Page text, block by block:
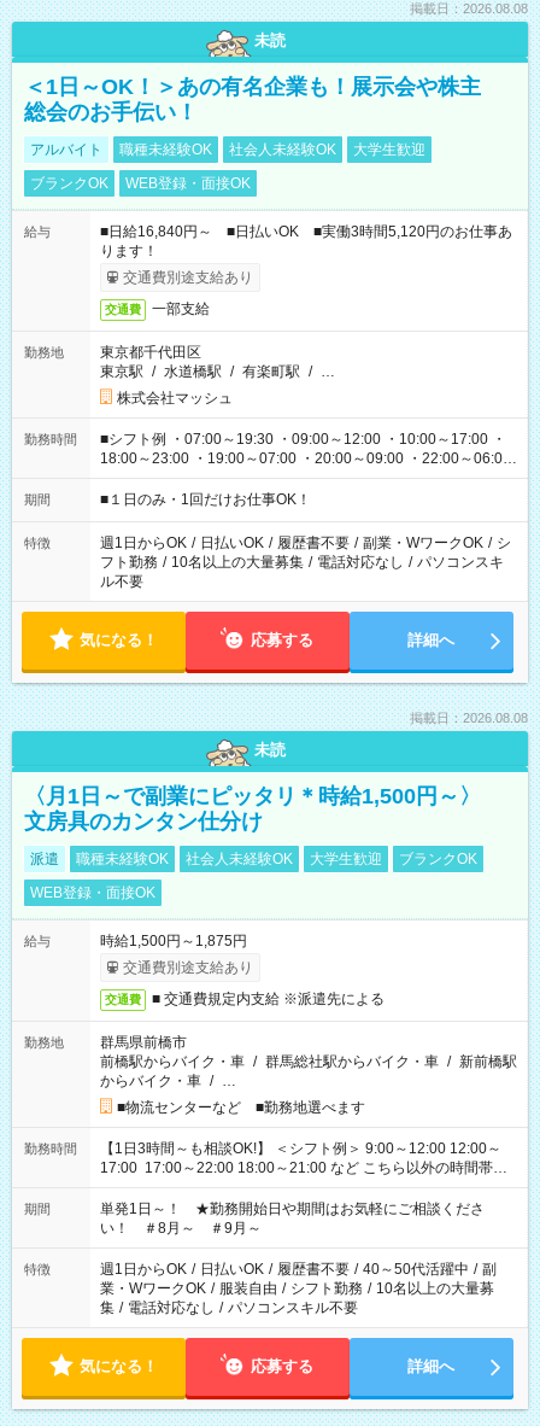
掲載日：2026.08.08
未読
＜1日～OK！＞あの有名企業も！展示会や株主
総会のお手伝い！
アルバイト 職種未経験OK 社会人未経験OK
大学生歓迎
ブランクOK
WEB登録・面接OK
給与
■日給16,840円～ ■日払いOK ■実働3時間5,120円のお仕事あ
ります！
交通費別途支給あり
交通費 一部支給
勤務地
東京都千代田区
東京駅 / 水道橋駅 / 有楽町駅 / …
株式会社マッシュ
勤務時間
■シフト例 ・07:00～19:30 ・09:00～12:00 ・10:00～17:00 ・
18:00～23:00 ・19:00～07:00 ・20:00～09:00 ・22:00～06:00
etc ★最短で3時間で5,120円のお仕事から 15時間で2万円近く稼
げるお仕事も！ ご希望のお時間に合わせてご紹介！ ※シフトは
ください！
期間 ■１日のみ・1回だけお仕事OK！
特徴 週1日からOK / 日払いOK / 履歴書不要 / 副業・WワークOK / シ
フト勤務 / 10名以上の大量募集 / 電話対応なし / パソコンスキ
ル不要
気になる！ 応募する 詳細へ
掲載日：2026.08.08
未読
〈月1日～で副業にピッタリ＊時給1,500円～〉
文房具のカンタン仕分け
派遣 職種未経験OK 社会人未経験OK 大学生歓迎
ブランクOK
WEB登録・面接OK
給与
時給1,500円～1,875円
交通費別途支給あり
交通費 ■ 交通費規定内支給 ※派遣先による
勤務地
群馬県前橋市
前橋駅からバイク・車 / 群馬総社駅からバイク・車 / 新前橋駅
からバイク・車 / …
■物流センターなど ■勤務地選べます
勤務時間
【1日3時間～も相談OK!】 ＜シフト例＞ 9:00～12:00 12:00～
17:00 17:00～22:00 18:00～21:00 など こちら以外の時間帯も
お気軽にご相談ください！
期間
単発1日～！ ★勤務開始日や期間はお気軽にご相談くださ
い！ ＃8月～ ＃9月～
特徴 週1日からOK / 日払いOK / 履歴書不要 / 40～50代活躍中 / 副
業・WワークOK / 服装自由 / シフト勤務 / 10名以上の大量募
集 / 電話対応なし / パソコンスキル不要
気になる！ 応募する 詳細へ